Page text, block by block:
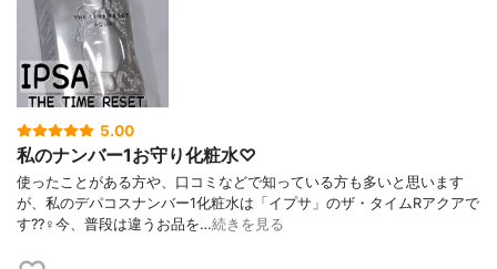
5.00
私のナンバー1お守り化粧水♡
使ったことがある方や、口コミなどで知っている方も多いと思います
が、私のデパコスナンバー1化粧水は「イプサ」のザ・タイムRアクアで
す??‍♀️今、普段は違うお品を…続きを見る